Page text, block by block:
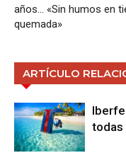
años… «Sin humos en
quemada»
ARTÍCULO
todas